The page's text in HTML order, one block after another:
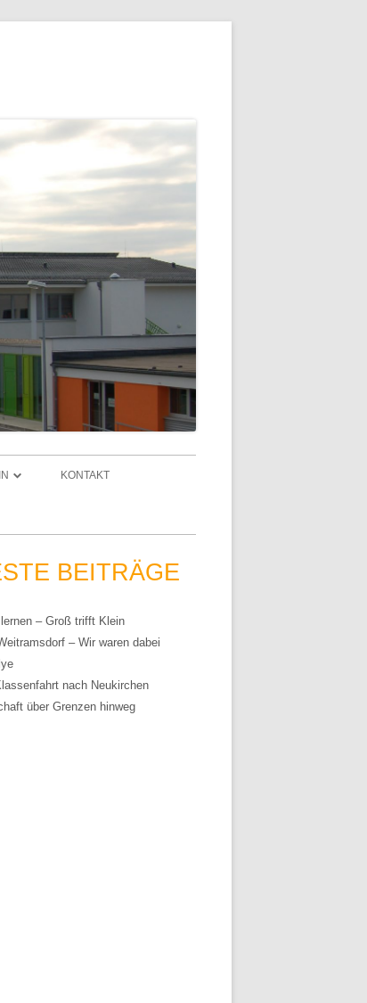
UND SATZUNG
KONTAKT
BEITRÄGE
– Groß trifft Klein
– Wir waren dabei
nach Neukirchen
über Grenzen hinweg